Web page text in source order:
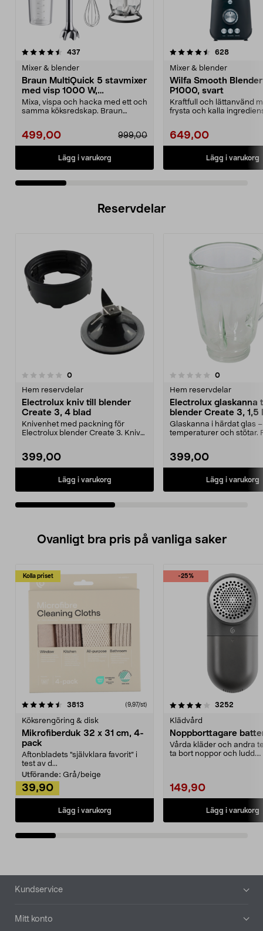
437recensioner
Mixer & blender
Braun MultiQuick 5 stavmixer
med visp 1000 W,
MQ50202M
Mixa, vispa och hacka med ett och
samma köksredskap. Braun
499,00 999,00
Lägg i varukorg
4.5 av 5 stjärnor 628
Mixer & blender
Wilfa Smooth
P1000, svart
Kraftfull och lättanvänd
frysta och kalla
649,00
Lägg i varukorg
4.5 av 5 stjärnor
Reservdelar
0recensioner
Hem reservdelar
Electrolux kniv till blender
Create 3, 4 blad
Knivenhet med packning för
Electrolux blender Create 3. Kniv
399,00
Lägg i varukorg
0.0 av 5 stjärnor 0recensioner
Hem reservdelar
Electrolux glaskanna
blender Create 3, 1,5 l
Glaskanna i härdat glas
temperaturer och stötar.
399,00
Lägg i varukorg
0.0 av 5 stjärnor
Ovanligt bra pris på vanliga saker
Kolla priset
3813 (9,97/st)
Köksrengöring & disk
Mikrofiberduk 32 x 31 cm, 4-
pack
Aftonbladets "självklara favorit” i
test av d...
Utförande: Grå/beige
39,90
Lägg i varukorg
-25%
4.0av 5 stjärnor 3252
Klädvård
Noppborttagare
Vårda kläder och andra
ta bort noppor och ludd.
149,90
Lägg i varukorg
4.5av 5 stjärnor
Sidfot
Kundservice
Mitt konto